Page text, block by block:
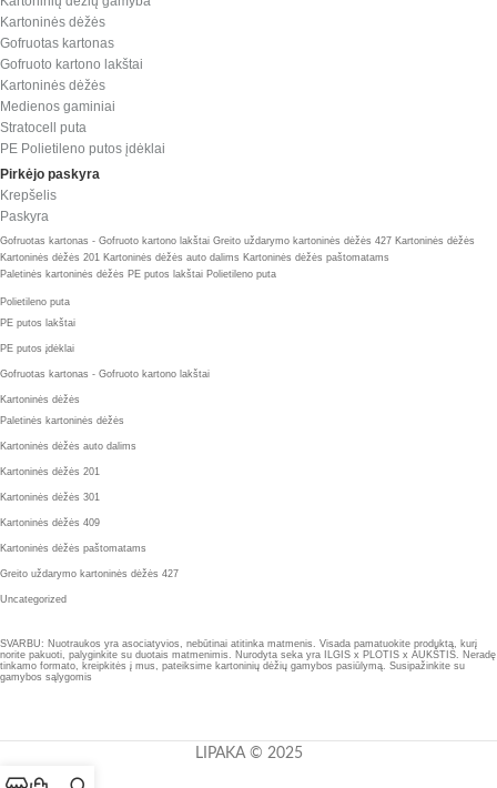
Kartoninės dėžės
Gofruotas kartonas
Gofruoto kartono lakštai
Kartoninės dėžės
Medienos gaminiai
Stratocell puta
PE Polietileno putos įdėklai
Pirkėjo paskyra
Krepšelis
Paskyra
Gofruotas kartonas - Gofruoto kartono lakštai Greito uždarymo kartoninės dėžės 427 Kartoninės dėžės
Kartoninės dėžės 201 Kartoninės dėžės auto dalims Kartoninės dėžės paštomatams
Paletinės kartoninės dėžės PE putos lakštai Polietileno puta
Polietileno puta
PE putos lakštai
PE putos įdėklai
Gofruotas kartonas - Gofruoto kartono lakštai
Kartoninės dėžės
Paletinės kartoninės dėžės
Kartoninės dėžės auto dalims
Kartoninės dėžės 201
Kartoninės dėžės 301
Kartoninės dėžės 409
Kartoninės dėžės paštomatams
Greito uždarymo kartoninės dėžės 427
Uncategorized
SVARBU: Nuotraukos yra asociatyvios, nebūtinai atitinka matmenis. Visada pamatuokite produktą, kurį
norite pakuoti, palyginkite su duotais matmenimis. Nurodyta seka yra ILGIS x PLOTIS x AUKŠTIS. Neradę
tinkamo formato, kreipkitės į mus, pateiksime kartoninių dėžių gamybos pasiūlymą. Susipažinkite su
gamybos sąlygomis
LIPAKA © 2025